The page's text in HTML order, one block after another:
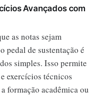
Avançados com
as notas sejam
pedal de sustentação é
simples. Isso permite
exercícios técnicos
formação acadêmica ou